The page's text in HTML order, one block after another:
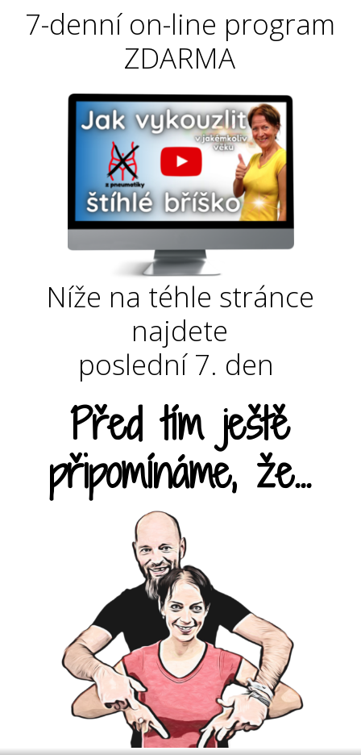
7-denní on-line program
ZDARMA
Níže na téhle stránce
najdete
poslední 7. den
Před tím ještě
připomínáme, že...